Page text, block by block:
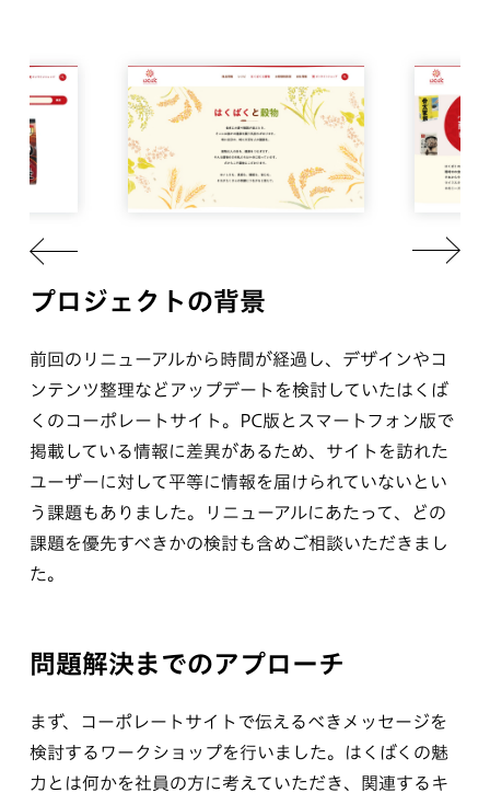
プロジェクトの背景
前回のリニューアルから時間が経過し、デザインやコ
ンテンツ整理などアップデートを検討していたはくば
くのコーポレートサイト。PC版とスマートフォン版で
掲載している情報に差異があるため、サイトを訪れた
ユーザーに対して平等に情報を届けられていないとい
う課題もありました。リニューアルにあたって、どの
課題を優先すべきかの検討も含めご相談いただきまし
た。
問題解決までのアプローチ
まず、コーポレートサイトで伝えるべきメッセージを
検討するワークショップを行いました。はくばくの魅
力とは何かを社員の方に考えていただき、関連するキ